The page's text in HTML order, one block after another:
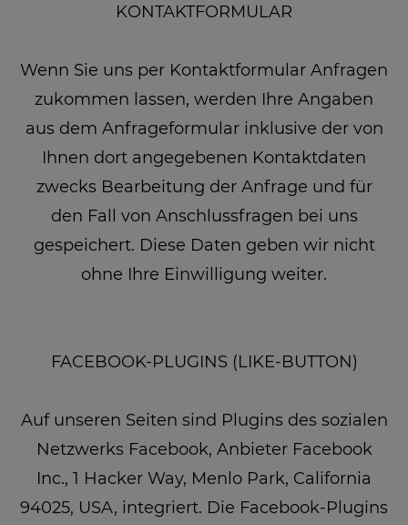
KONTAKTFORMULAR
Wenn Sie uns per Kontaktformular Anfragen
zukommen lassen, werden Ihre Angaben
aus dem Anfrageformular inklusive der von
Ihnen dort angegebenen Kontaktdaten
zwecks Bearbeitung der Anfrage und für
den Fall von Anschlussfragen bei uns
gespeichert. Diese Daten geben wir nicht
ohne Ihre Einwilligung weiter.
FACEBOOK-PLUGINS (LIKE-BUTTON)
Auf unseren Seiten sind Plugins des sozialen
Netzwerks Facebook, Anbieter Facebook
Inc., 1 Hacker Way, Menlo Park, California
94025, USA, integriert. Die Facebook-Plugins